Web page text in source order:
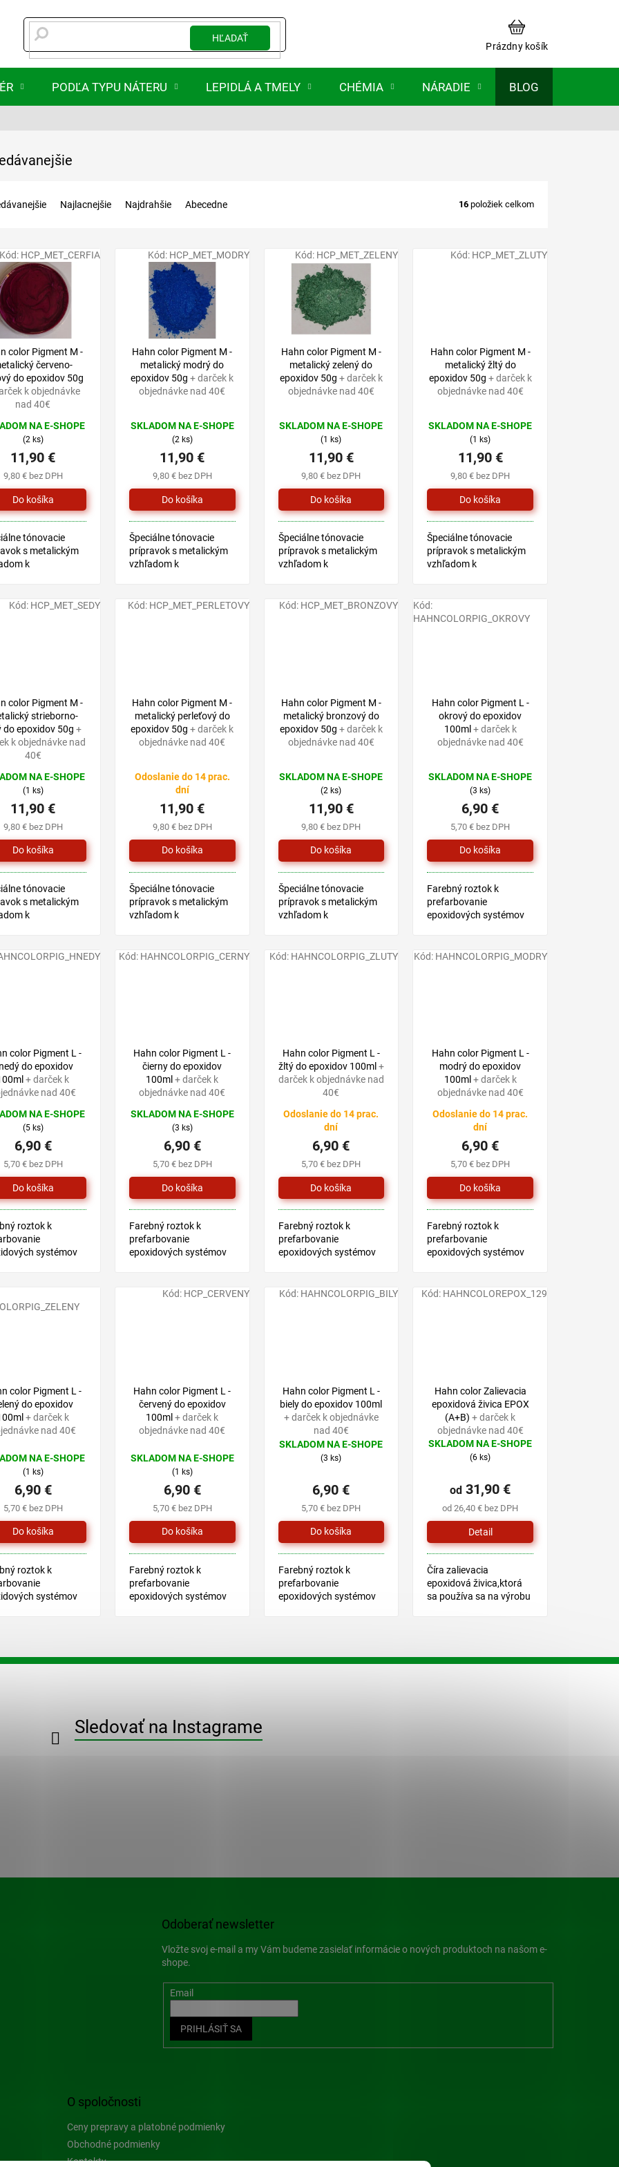
HĽADAŤ
NÁKUPNÝ
KOŠÍK
Prázdny košík
PODĽA TYPU NÁTERU LEPIDLÁ A TMELY CHÉMIA NÁRADIE BLOG
Najlacnejšie Najdrahšie Abecedne 16 položiek celkom
color Pigment M -
červeno-
do epoxidov 50g
k objednávke
nad 40€
NA E-SHOPE
(2 ks)
9,80 € bez DPH
11,90 €
tónovacie
s metalickým
k
COLOR EPOX.
Kód: HCP_MET_CERFIA
Hahn color Pigment M -
metalický modrý do
epoxidov 50g+ darček k
objednávke nad 40€
SKLADOM NA E-SHOPE
(2 ks)
9,80 € bez DPH
11,90 €
Špeciálne tónovacie
prípravok s metalickým
vzhľadom k
HAHN COLOR EPOX.
Kód: HCP_MET_MODRY
Hahn color Pigment M -
metalický zelený do
epoxidov 50g + darček k
objednávke nad 40€
SKLADOM NA E-SHOPE
(1 ks)
9,80 € bez DPH
11,90 €
Špeciálne tónovacie
prípravok s metalickým
vzhľadom k
HAHN COLOR EPOX.
Kód: HCP_MET_ZELENY
Hahn color Pigment M -
metalický žltý do
epoxidov 50g + darček k
objednávke nad 40€
SKLADOM NA E-SHOPE
(1 ks)
9,80 € bez DPH
11,90 €
Špeciálne tónovacie
prípravok s metalickým
vzhľadom k
HAHN COLOR EPOX.
Dodáva sa v 6 farbách
Kód: HCP_MET_ZLUTY
color Pigment M -
strieborno-
do epoxidov 50g +
k objednávke nad
40€
NA E-SHOPE
(1 ks)
9,80 € bez DPH
11,90 €
tónovacie
s metalickým
k
COLOR EPOX.
Kód: HCP_MET_SEDY
Hahn color Pigment M -
metalický perleťový do
epoxidov 50g+ darček k
objednávke nad 40€
Odoslanie do 14 prac.
dní
9,80 € bez DPH
11,90 €
Špeciálne tónovacie
prípravok s metalickým
vzhľadom k
HAHN COLOR EPOX.
Kód: HCP_MET_PERLETOVY
Hahn color Pigment M -
metalický bronzový do
epoxidov 50g + darček k
objednávke nad 40€
SKLADOM NA E-SHOPE
(2 ks)
9,80 € bez DPH
11,90 €
Špeciálne tónovacie
prípravok s metalickým
vzhľadom k
HAHN COLOR EPOX.
Kód: HCP_MET_BRONZOVY
Hahn color Pigment L -
okrový do epoxidov
100ml + darček k
objednávke nad 40€
SKLADOM NA E-SHOPE
(3 ks)
5,70 € bez DPH
6,90 €
Farebný roztok k
prefarbovanie
epoxidových systémov
Kód:
HAHNCOLORPIG_OKROVY
color Pigment L -
do epoxidov
+ darček k
nad 40€
NA E-SHOPE
(5 ks)
5,70 € bez DPH
6,90 €
roztok k
systémov
Hahn color Pigment L -
čierny do epoxidov
100ml+ darček k
objednávke nad 40€
SKLADOM NA E-SHOPE
(3 ks)
5,70 € bez DPH
6,90 €
Farebný roztok k
prefarbovanie
epoxidových systémov
Kód: HAHNCOLORPIG_CERNY
Hahn color Pigment L -
žltý do epoxidov 100ml +
darček k objednávke nad
40€
Odoslanie do 14 prac.
dní
5,70 € bez DPH
6,90 €
Farebný roztok k
prefarbovanie
epoxidových systémov
Kód: HAHNCOLORPIG_ZLUTY
Hahn color Pigment L -
modrý do epoxidov
100ml + darček k
objednávke nad 40€
Odoslanie do 14 prac.
dní
5,70 € bez DPH
6,90 €
Farebný roztok k
prefarbovanie
epoxidových systémov
Kód: HAHNCOLORPIG_MODRY
color Pigment L -
do epoxidov
+ darček k
nad 40€
NA E-SHOPE
(1 ks)
5,70 € bez DPH
6,90 €
roztok k
systémov
Hahn color Pigment L -
červený do epoxidov
100ml+ darček k
objednávke nad 40€
SKLADOM NA E-SHOPE
(1 ks)
5,70 € bez DPH
6,90 €
Farebný roztok k
prefarbovanie
epoxidových systémov
Kód: HCP_CERVENY
Hahn color Pigment L -
biely do epoxidov 100ml
+ darček k objednávke
nad 40€
Priemerné
hodnotenie
hviezdičiek.
SKLADOM NA E-SHOPE
(3 ks)
5,70 € bez DPH
6,90 €
Farebný roztok k
prefarbovanie
epoxidových systémov
Kód: HAHNCOLORPIG_BILY
Hahn color Zalievacia
epoxidová živica EPOX
(A+B)+ darček k
objednávke nad 40€
Priemerné
hodnotenie
hviezdičiek.
SKLADOM NA E-SHOPE
(6 ks)
od 26,40 € bez DPH
od 31,90 €
Detail
Číra zalievacia
epoxidová živica,ktorá
sa používa sa na výrobu
predmetov.
Kód: HAHNCOLOREPOX_129
v
l
c
i
s
Sledovať na Instagrame
O spoločnosti
Ceny prepravy a platobné podmienky
Obchodné podmienky
Kontakty
Odoberať newsletter
Vložte svoj e-mail a my Vám budeme zasielať informácie o nových produktoch na našom e-
shope.
Email
PRIHLÁSIŤ SA